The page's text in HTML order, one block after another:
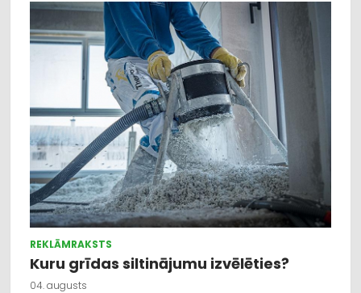
REKLĀMRAKSTS
Kuru grīdas siltinājumu izvēlēties?
04. augusts